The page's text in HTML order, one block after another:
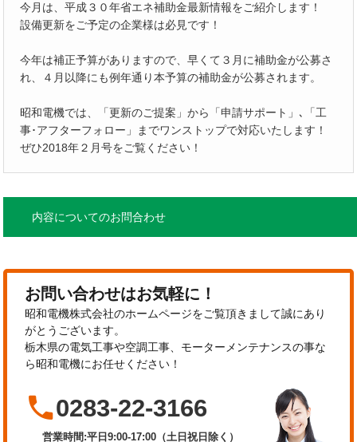
今月は、平成３０年省エネ補助金最新情報をご紹介します！
設備更新をご予定の企業様は必見です！
今年は補正予算がありますので、早くて３月に補助金が公募さ
れ、４月以降にも例年通り本予算の補助金が公募されます。
昭和電機では、「更新のご提案」から「申請サポート」､「工
事･アフターフォロー」までワンストップで対応いたします！
ぜひ2018年２月号をご覧ください！
内容についてのお問合わせ
お問い合わせはお気軽に！
昭和電機株式会社のホームページをご覧頂きまして誠にあり
がとうございます。
栃木県の電気工事や空調工事、モーターメンテナンスの事な
ら昭和電機にお任せください！
0283-22-3166
営業時間:平日9:00-17:00（土日祝日除く）